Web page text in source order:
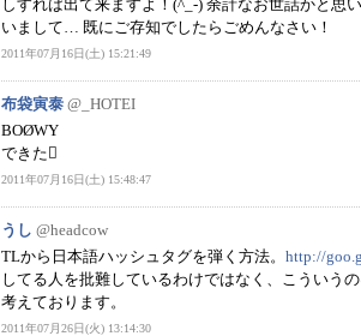
しすれば出て来ますよ！(^_-) 余計なお世話かと思
いまして… 既にご存知でしたらごめんなさい！
2011年07月16日(土) 15:21:49
布袋寅泰 @_HOTEI
BOØWY
できた
2011年07月16日(土) 15:48:47
うし @headcow
TLから日本語ハッシュタグを弾く方法。 http://
してる人を批難しているわけではなく、こういう
考えております。
2011年07月26日(火) 13:14:30